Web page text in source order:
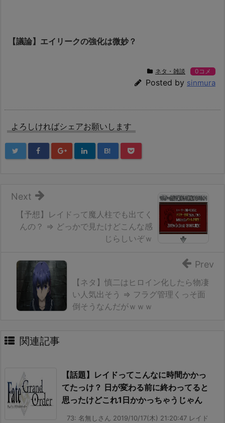
【議論】エイリークの強化は微妙？
ネタ・雑談 0コメ
Posted by sinmura
よろしければシェアお願いします
B!
【予想】レイドって魔人柱でも出てく
んの？ ⇒ どっかで見たけどこんな感
じらしいぞｗ
Next
【ネタ】慎二はヒロイン化したら物凄
い人気出そう ⇒ フラグ管理くっそ面
倒そうなんだがｗｗｗ
Prev
関連記事
【話題】レイドってこんなに時間かかっ
てたっけ？ 日が変わる前に終わってると
思ったけどこれ1日かかっちゃうじゃん
73: 名無しさん 2019/10/17(木) 21:20:47 レイド